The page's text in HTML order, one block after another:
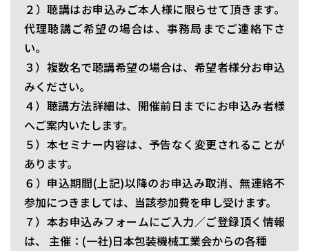
２）聴講はお申込みご本人様に限らせて頂きます。
代理聴講ご希望の場合は、事務局までご連絡下さ
い。
３）複数名で聴講希望の場合は、希望者様分お申込
みください。
４）聴講方法詳細は、開催前日までにお申込み者様
へご案内いたします。
５）本セミナー内容は、予告なく変更されることが
あります。
６）申込期間(上記)以降のお申込み取消、無連絡不
参加につきましては、当該参加費を申し受けます。
７）本お申込みフォームにご入力／ご登録頂く情報
は、 主催：(一社)日本包装機械工業会からの各種